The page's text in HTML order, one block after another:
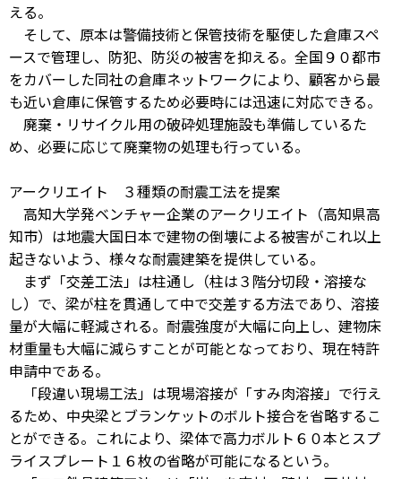
える。
そして、原本は警備技術と保管技術を駆使した倉庫スペ
ースで管理し、防犯、防災の被害を抑える。全国９０都市
をカバーした同社の倉庫ネットワークにより、顧客から最
も近い倉庫に保管するため必要時には迅速に対応できる。
廃棄・リサイクル用の破砕処理施設も準備しているた
め、必要に応じて廃棄物の処理も行っている。
アークリエイト ３種類の耐震工法を提案
高知大学発ベンチャー企業のアークリエイト（高知県高
知市）は地震大国日本で建物の倒壊による被害がこれ以上
起きないよう、様々な耐震建築を提供している。
まず「交差工法」は柱通し（柱は３階分切段・溶接な
し）で、梁が柱を貫通して中で交差する方法であり、溶接
量が大幅に軽減される。耐震強度が大幅に向上し、建物床
材重量も大幅に減らすことが可能となっており、現在特許
申請中である。
「段違い現場工法」は現場溶接が「すみ肉溶接」で行え
るため、中央梁とブランケットのボルト接合を省略するこ
とができる。これにより、梁体で高力ボルト６０本とスプ
ライスプレート１６枚の省略が可能になるという。